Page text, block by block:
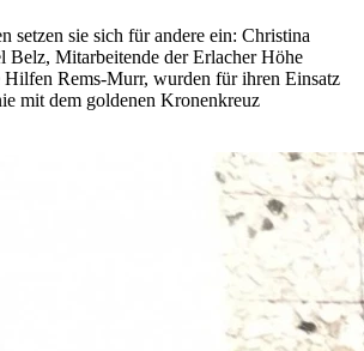
setzen sie sich für andere ein: Christina
Belz, Mitarbeitende der Erlacher Höhe
Rems-Murr, wurden für ihren Einsatz
mit dem goldenen Kronenkreuz